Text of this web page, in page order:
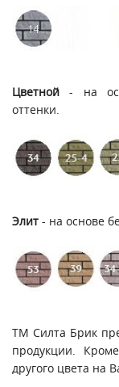
Цветной - на
оттенки.
Элит - на основе
ТМ Силта Брик
продукции.
другого цвета на